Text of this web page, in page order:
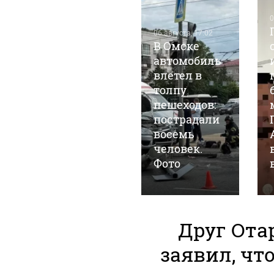
06 августа, 17:02
В Омске
автомобиль
влетел в
толпу
пешеходов:
пострадали
восемь
человек.
Фото
Друг
заявил,